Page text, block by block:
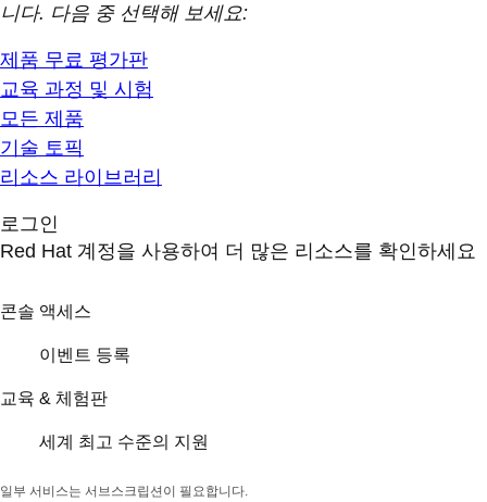
니다. 다음 중 선택해 보세요:
제품 무료 평가판
교육 과정 및 시험
모든 제품
기술 토픽
리소스 라이브러리
로그인
Red Hat 계정을 사용하여 더 많은 리소스를 확인하세요
콘솔 액세스
이벤트 등록
교육 & 체험판
세계 최고 수준의 지원
일부 서비스는 서브스크립션이 필요합니다.